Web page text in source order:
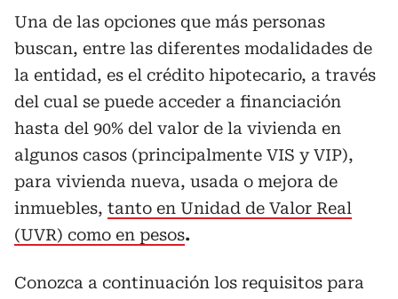
Una de las opciones que más personas
buscan, entre las diferentes modalidades de
la entidad, es el crédito hipotecario, a través
del cual se puede acceder a financiación
hasta del 90% del valor de la vivienda en
algunos casos (principalmente VIS y VIP),
para vivienda nueva, usada o mejora de
inmuebles, tanto en Unidad de Valor Real
(UVR) como en pesos.
Conozca a continuación los requisitos para